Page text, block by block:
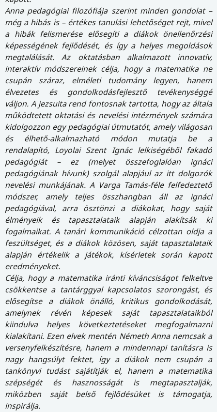
Anna pedagógiai filozófiája szerint minden gondolat –
még a hibás is – értékes tanulási lehetőséget rejt, mivel
a hibák felismerése elősegíti a diákok önellenőrzési
képességének fejlődését, és így a helyes megoldások
megtalálását. Az oktatásban alkalmazott innovatív,
interaktív módszereinek célja, hogy a matematika ne
csupán száraz, elméleti tudomány legyen, hanem
élvezetes és gondolkodásfejlesztő tevékenységgé
váljon. A jezsuita rend fontosnak tartotta, hogy az általa
működtetett oktatási és nevelési intézmények számára
kidolgozzon egy pedagógiai útmutatót, amely világosan
és élhető-alkalmazható módon mutatja be a
rendalapító, Loyolai Szent Ignác lelkiségéből fakadó
pedagógiát – ez (melyet összefoglalóan ignáci
pedagógiának hívunk) szolgál alapjául az itt dolgozók
nevelési munkájának. A Varga Tamás-féle felfedeztető
módszer, amely teljes összhangban áll az ignáci
pedagógiával, arra ösztönzi a diákokat, hogy saját
élményeik és tapasztalataik alapján alakítsák ki
fogalmaikat. A tanári kommunikáció célzottan oldja a
feszültséget, és a diákok közösen, saját tapasztalataik
alapján értékelik a játékok, kísérletek során kapott
eredményeket.
Célja, hogy a matematika iránti kíváncsiságot felkeltve
csökkentse a tantárggyal kapcsolatos szorongást, és
elősegítse a diákok önálló, kritikus gondolkodását,
amelynek révén képesek saját tapasztalataikból
kiindulva helyes következtetéseket megfogalmazni
kialakítani. Ezen elvek mentén Németh Anna nemcsak a
versenyfelkészítésre, hanem a mindennapi tanításra is
nagy hangsúlyt fektet, így a diákok nem csupán a
tankönyvi tudást sajátítják el, hanem a matematika
szépségét és hasznosságát is megtapasztalják,
miközben saját belső fejlődésüket is támogatja,
inspirálja.